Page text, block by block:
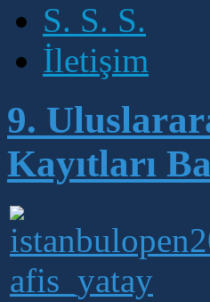
S. S. S.
İletişim
9.
Kayıtları